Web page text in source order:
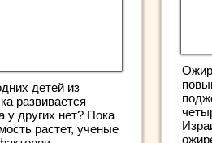
детей из
развивается
у других нет? Пока
растет, ученые